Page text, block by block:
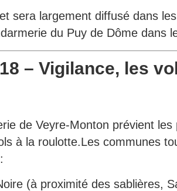
sera largement diffusé dans
du Puy de Dôme dans
– Vigilance, les
de Veyre-Monton prévient les
à la roulotte.Les communes
(à proximité des sablières,